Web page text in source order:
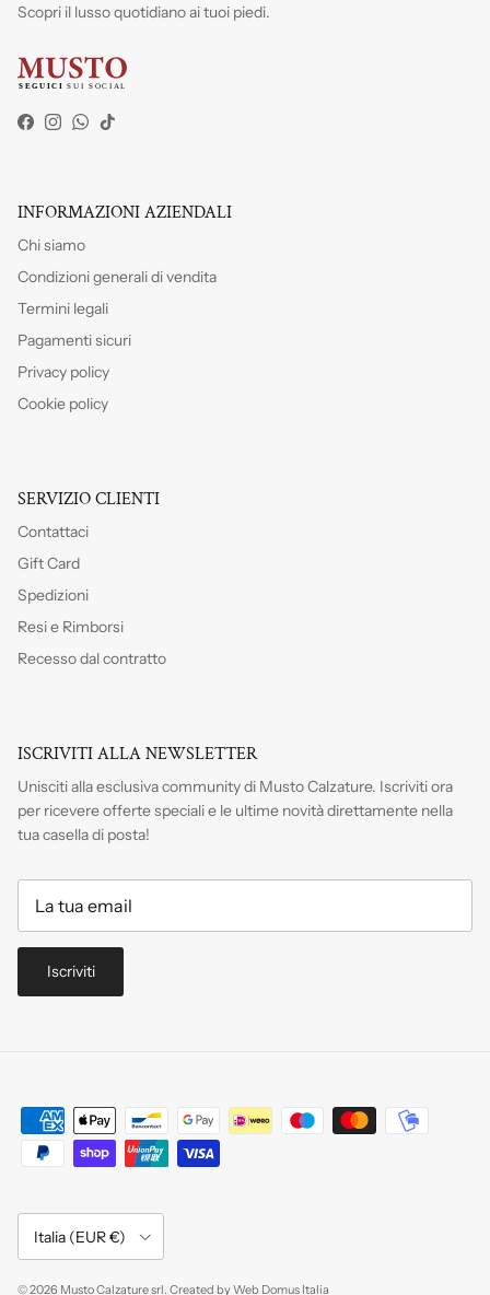
Scopri il lusso quotidiano ai tuoi piedi.
Facebook
Instagram
WhatsApp
TikTok
INFORMAZIONI AZIENDALI
Chi siamo
Condizioni generali di vendita
Termini legali
Pagamenti sicuri
Privacy policy
Cookie policy
SERVIZIO CLIENTI
Contattaci
Gift Card
Spedizioni
Resi e Rimborsi
Recesso dal contratto
ISCRIVITI ALLA NEWSLETTER
Unisciti alla esclusiva community di Musto Calzature. Iscrivitiora
per ricevere offerte speciali e le ultime novità direttamente nella
tua casella di posta!
Iscriviti
Paese/Regione
Italia (EUR €)
© 2026 Musto Calzature srl. Created byWeb Domus Italia